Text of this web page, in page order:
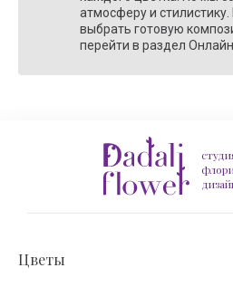
атмосферу и стилистику.
выбрать готовую
перейти в раздел
Цветы